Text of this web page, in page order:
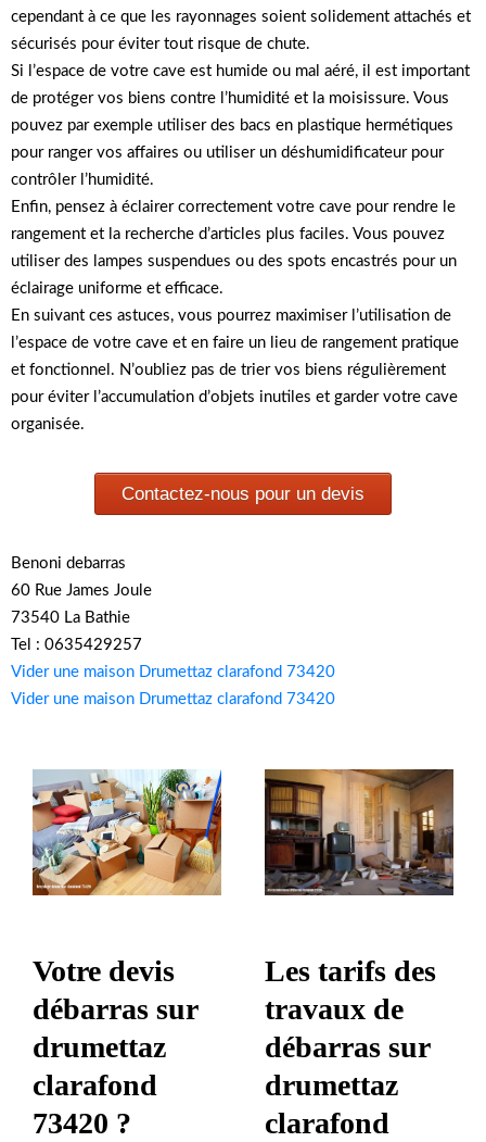
cependant à ce que les rayonnages soient solidement attachés et
sécurisés pour éviter tout risque de chute.
Si l’espace de votre cave est humide ou mal aéré, il est important
de protéger vos biens contre l’humidité et la moisissure. Vous
pouvez par exemple utiliser des bacs en plastique hermétiques
pour ranger vos affaires ou utiliser un déshumidificateur pour
contrôler l’humidité.
Enfin, pensez à éclairer correctement votre cave pour rendre le
rangement et la recherche d’articles plus faciles. Vous pouvez
utiliser des lampes suspendues ou des spots encastrés pour un
éclairage uniforme et efficace.
En suivant ces astuces, vous pourrez maximiser l’utilisation de
l’espace de votre cave et en faire un lieu de rangement pratique
et fonctionnel. N’oubliez pas de trier vos biens régulièrement
pour éviter l’accumulation d’objets inutiles et garder votre cave
organisée.
Contactez-nous pour un devis
Benoni debarras
60 Rue James Joule
73540 La Bathie
Tel : 0635429257
Vider une maison Drumettaz clarafond 73420
Vider une maison Drumettaz clarafond 73420
Votre devis
débarras sur
drumettaz
clarafond
73420 ?
Les tarifs des
travaux de
débarras sur
drumettaz
clarafond